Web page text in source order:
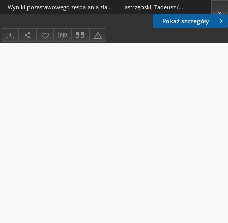
Pokaż szczegóły
Wyniki pozastawowego zespalania złamań szyjki kości udowej Jastrzębski, Tadeusz (traumatologia).; Michałowski, Krzysztof (traumatologia).; Łączek, Stefan.